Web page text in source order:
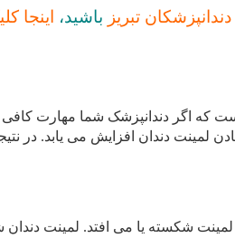
تبریز باشید، اینجا
که اگر دندانپزشک شما مهارت کافی
لمینت دندان افزایش می یابد. در